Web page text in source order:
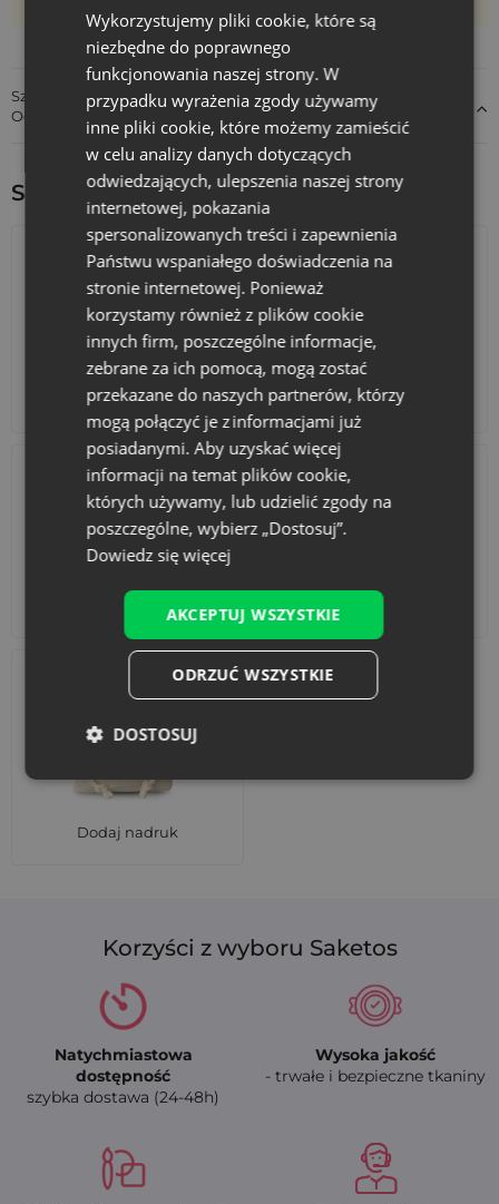
Zalety produktu
Połączenie elegancji organzy z naturalnością bawełny.
Delikatny haft z motywem lawendy wzmacnia odbiór
produktu i podnosi jego atrakcyjność wizualną.
Praktyczny rozmiar - odpowiedni na niewielkie ilości suszu
lub drobne upominki.
Zestaw 5 sztuk - wygodne rozwiązanie dla resellerów,
sklepów detalicznych i manufaktur.
Gotowy produkt - nie wymaga dodatkowej personalizacji,
z możliwością przygotowania oferty hurtowej.
Wybierz woreczki na suszoną lawendę 10 x 13 cm (5 szt.)
uporządkuj pakowanie suszu w swojej ofercie - szybko,
estetycznie i w formie, która wspiera sprzedaż.
Ile gramów
suszonej
lawendy
mieści się w
woreczku 10
(z
(same kwiaty
oraz tego, jak
10 x 13 cm mieści
suszonej lawendy.
Szczegóły dotyczące zgodności produktu z przepisami:
Odpowiedzialność za produkt
Sprawdź inne ciekawe produkty:
Kalendarze adwentowe Torby bawełniane
Dodaj nadruk
Korzyści z wyboru Saketos
Natychmiastowa
dostępność
szybka dostawa (24-48h)
Wysoka jakość
- trwałe i bezpieczne tkaniny
Wykorzystujemy pliki cookie, które są
niezbędne do poprawnego
funkcjonowania naszej strony. W
przypadku wyrażenia zgody używamy
inne pliki cookie, które możemy zamieścić
w celu analizy danych dotyczących
odwiedzających, ulepszenia naszej strony
internetowej, pokazania
spersonalizowanych treści i zapewnienia
Państwu wspaniałego doświadczenia na
stronie internetowej. Ponieważ
korzystamy również z plików cookie
innych firm, poszczególne informacje,
zebrane za ich pomocą, mogą zostać
przekazane do naszych partnerów, którzy
mogą połączyć je z informacjami już
posiadanymi. Aby uzyskać więcej
informacji na temat plików cookie,
których używamy, lub udzielić zgody na
poszczególne, wybierz „Dostosuj”.
Dowiedz się więcej
AKCEPTUJ WSZYSTKIE
ODRZUĆ WSZYSTKIE
DOSTOSUJ